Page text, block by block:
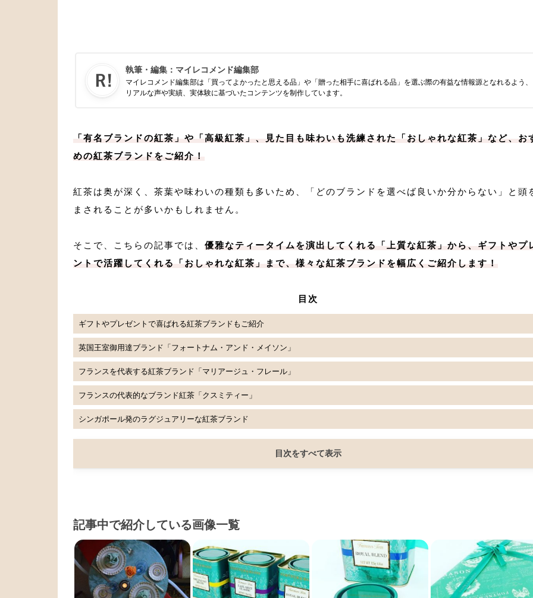
執筆・編集： マイレコメンド編集部
マイレコメンド編集部は「買ってよかったと思える品」や「贈った相手に喜ばれる品」を選ぶ際の有益な情報源となれるよう、
リアルな声や実績、実体験に基づいたコンテンツを制作しています。
「有名ブランドの紅茶」や「高級紅茶」、見た目も味わいも洗練された「おしゃれな紅茶」など、お
めの紅茶ブランドをご紹介！
紅茶は奥が深く、茶葉や味わいの種類も多いため、「どのブランドを選べば良いか分からない」と頭
まされることが多いかもしれません。
そこで、こちらの記事では、 優雅なティータイムを演出してくれる「上質な紅茶」から、ギフトやプ
ントで活躍してくれる「おしゃれな紅茶」まで、様々な紅茶ブランドを幅広くご紹介します！
目次
ギフトやプレゼントで喜ばれる紅茶ブランドもご紹介
英国王室御用達ブランド「フォートナム・アンド・メイソン」
フランスを代表する紅茶ブランド「マリアージュ・フレール」
フランスの代表的なブランド紅茶「クスミティー」
シンガポール発のラグジュアリーな紅茶ブランド
目次をすべて表示
記事中で紹介している画像一覧